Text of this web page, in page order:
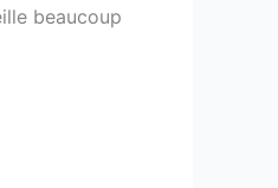
beaucoup